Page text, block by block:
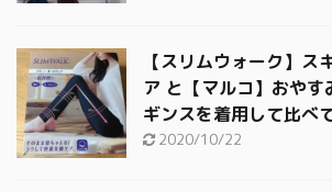
【スリムウォーク】ス
ア と【マルコ】おやす
ギンスを着用して比べ
2020/10/22